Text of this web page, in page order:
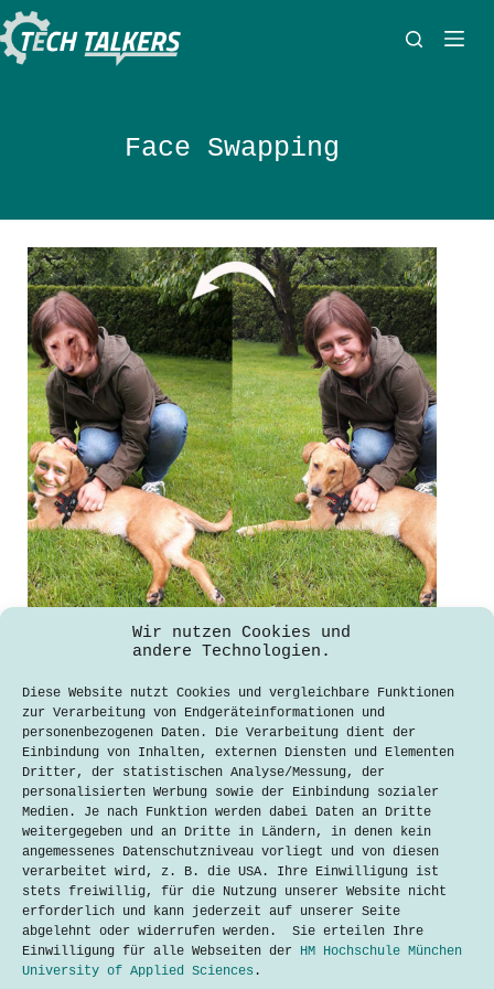
Wir nutzen Cookies und
andere Technologien.
Diese Website nutzt Cookies und vergleichbare Funktionen
zur Verarbeitung von Endgeräteinformationen und
personenbezogenen Daten. Die Verarbeitung dient der
Einbindung von Inhalten, externen Diensten und Elementen
Dritter, der statistischen Analyse/Messung, der
personalisierten Werbung sowie der Einbindung sozialer
Medien. Je nach Funktion werden dabei Daten an Dritte
weitergegeben und an Dritte in Ländern, in denen kein
angemessenes Datenschutzniveau vorliegt und von diesen
verarbeitet wird, z. B. die USA. Ihre Einwilligung ist
stets freiwillig, für die Nutzung unserer Website nicht
erforderlich und kann jederzeit auf unserer Seite
abgelehnt oder widerrufen werden. Sie erteilen Ihre
Einwilligung für alle Webseiten der HM Hochschule München
University of Applied Sciences .
Zum
Inhalt
springen
Face Swapping
tausend Lügen
Peter Gladon
19. Juni 2020
Zu Beginn waren da die lustigen Face-
Swapping-Apps mit denen jeder sein
Antlitz mit dem „Gesicht“ eines
Toasters getauscht hat. Manchmal
führte die App auch zu einem Brett
vorm Kopf, weil die Software eine
Fratze in der Holzmaserung erkannte.
Was als…
LesenDeepfakes
–